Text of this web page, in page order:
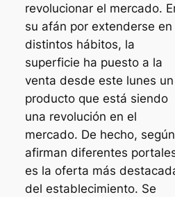
revolucionar el mercado.
su afán por extenderse en
distintos hábitos, la
superficie ha puesto a la
venta desde este lunes un
producto que está siendo
una revolución en el
mercado. De hecho, según
afirman diferentes
es la oferta más
del establecimiento. Se